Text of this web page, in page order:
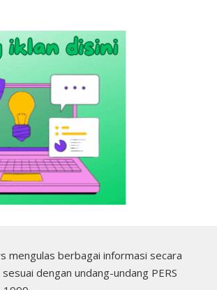
mengulas berbagai informasi secara
dengan undang-undang PERS